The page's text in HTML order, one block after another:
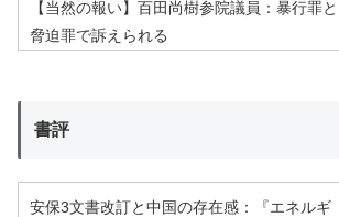
【当然の報い】百田尚樹参院議員：暴行罪と
脅迫罪で訴えられる
書評
安保3文書改訂と中国の存在感：『エネルギ